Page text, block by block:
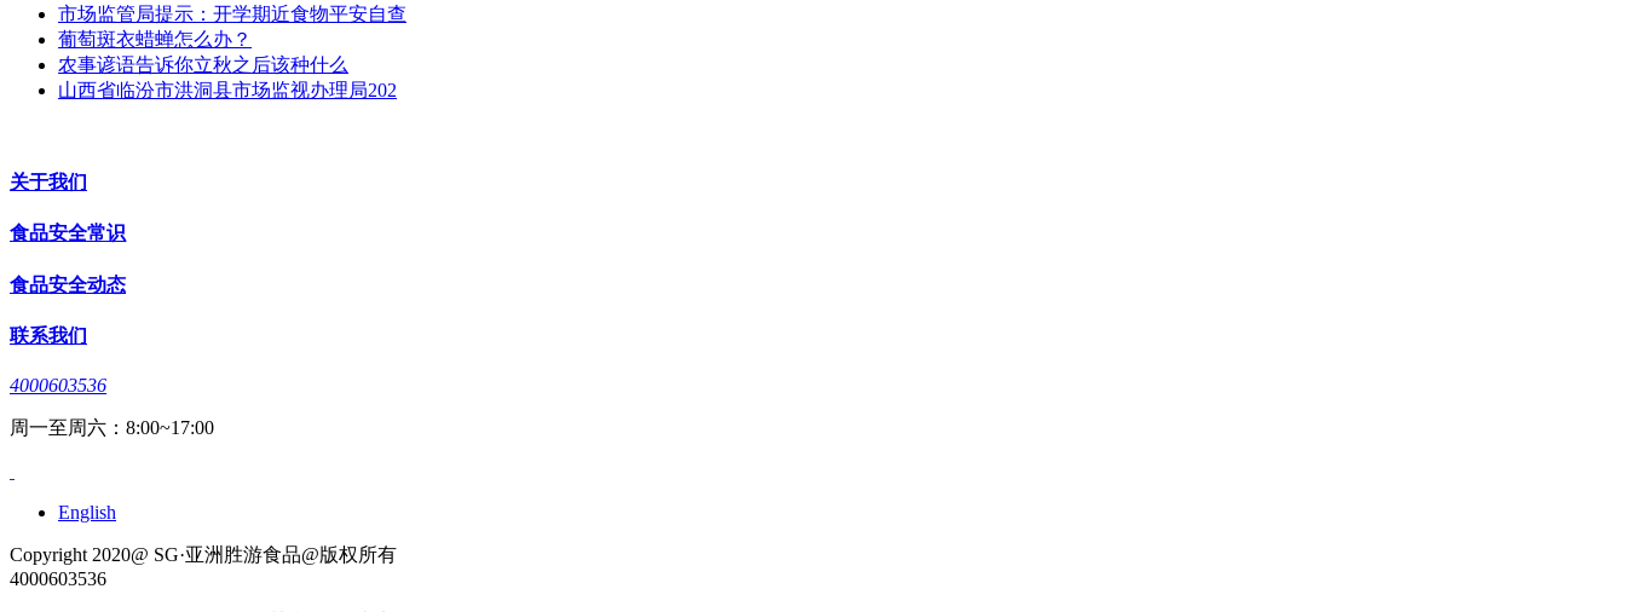
市场监管局提示：开学期近食物平安自查
葡萄斑衣蜡蝉怎么办？
农事谚语告诉你立秋之后该种什么
山西省临汾市洪洞县市场监视办理局202
关于我们
食品安全常识
食品安全动态
联系我们
4000603536
周一至周六：8:00~17:00
English
Copyright 2020@ SG·亚洲胜游食品@版权所有
4000603536